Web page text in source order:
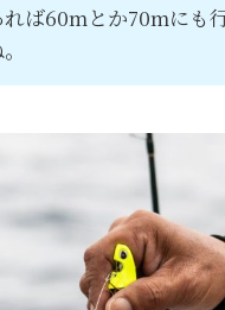
れば60mとか70mにも